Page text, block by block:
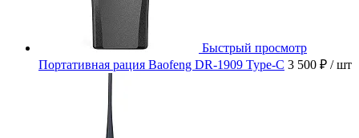
Быстрый просмотр
Портативная рация Baofeng DR-1909 Type-C 3 500 ₽ / шт